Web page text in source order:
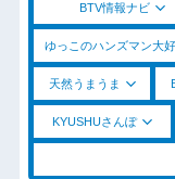
BTV情報ナビ
ゆっこのハンズマン大
天然うまうま
KYUSHUさんぽ